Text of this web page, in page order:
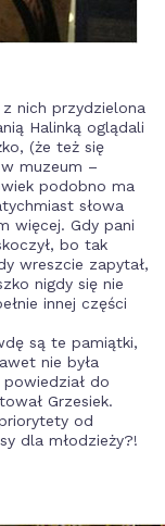
nich przydzielona
Halinką oglądali
(że też się
muzeum –
podobno ma
słowa
więcej. Gdy pani
bo tak
wreszcie zapytał,
nigdy się nie
innej części
są te pamiątki,
nie była
do
Grzesiek.
od
dla młodzieży?!